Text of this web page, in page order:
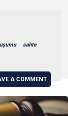
sahte
A COMMENT